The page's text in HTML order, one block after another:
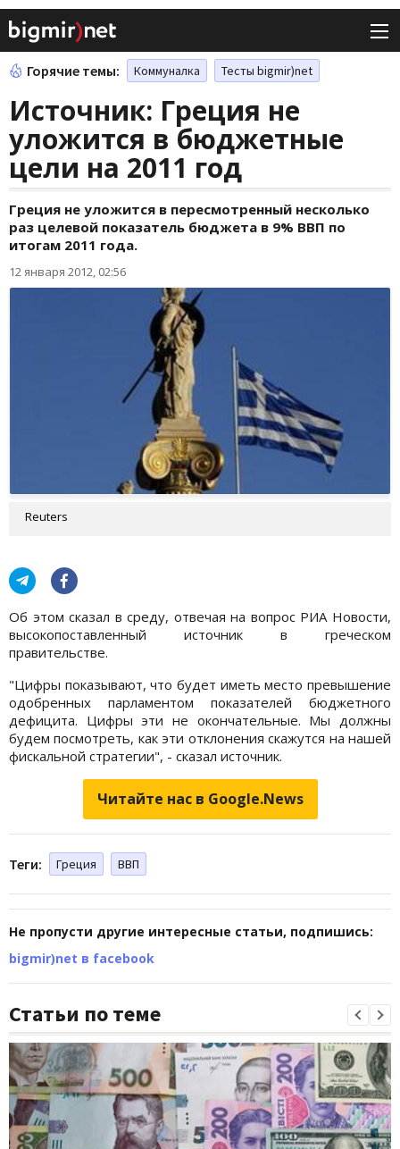
Горячие темы: Коммуналка Тесты bigmir)net
Источник: Греция не
уложится в бюджетные
цели на 2011 год
Греция не уложится в пересмотренный несколько
раз целевой показатель бюджета в 9% ВВП по
итогам 2011 года.
12 января 2012, 02:56
Reuters
Об этом сказал в среду, отвечая на вопрос РИА Новости,
высокопоставленный источник в греческом
правительстве.
"Цифры показывают, что будет иметь место превышение
одобренных парламентом показателей бюджетного
дефицита. Цифры эти не окончательные. Мы должны
будем посмотреть, как эти отклонения скажутся на нашей
фискальной стратегии", - сказал источник.
Читайте нас в Google.News
Теги: Греция ВВП
Не пропусти другие интересные статьи, подпишись:
bigmir)net в facebook
Статьи по теме